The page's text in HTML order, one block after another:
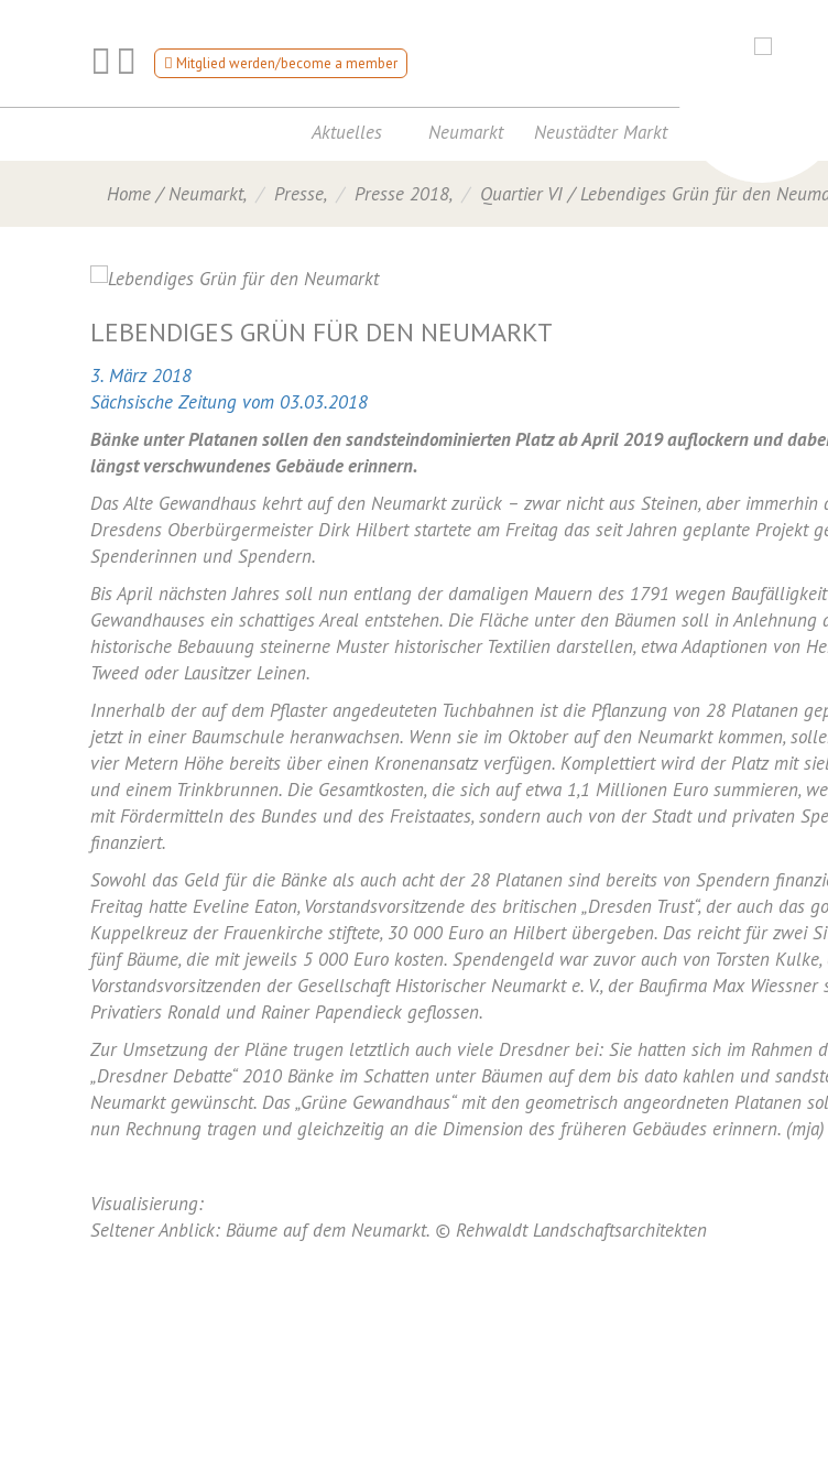
Mitglied werden/become a member
Aktuelles Neumarkt Neustädter Markt
Home / Neumarkt, Presse, Presse 2018, Quartier VI / Lebendiges Grün für den
LEBENDIGES GRÜN FÜR DEN NEUMARKT
3. März 2018
Sächsische Zeitung vom 03.03.2018
Bänke unter Platanen sollen den sandsteindominierten Platz ab April 2019 auflockern und
längst verschwundenes Gebäude erinnern.
Das Alte Gewandhaus kehrt auf den Neumarkt zurück – zwar nicht aus Steinen, aber immerhin
Dresdens Oberbürgermeister Dirk Hilbert startete am Freitag das seit Jahren geplante Projekt
Spenderinnen und Spendern.
Bis April nächsten Jahres soll nun entlang der damaligen Mauern des 1791 wegen
Gewandhauses ein schattiges Areal entstehen. Die Fläche unter den Bäumen soll in Anlehnung
historische Bebauung steinerne Muster historischer Textilien darstellen, etwa Adaptionen von
Tweed oder Lausitzer Leinen.
Innerhalb der auf dem Pflaster angedeuteten Tuchbahnen ist die Pflanzung von 28 Platanen
jetzt in einer Baumschule heranwachsen. Wenn sie im Oktober auf den Neumarkt kommen,
vier Metern Höhe bereits über einen Kronenansatz verfügen. Komplettiert wird der Platz mit
und einem Trinkbrunnen. Die Gesamtkosten, die sich auf etwa 1,1 Millionen Euro summieren,
mit Fördermitteln des Bundes und des Freistaates, sondern auch von der Stadt und privaten
finanziert.
Sowohl das Geld für die Bänke als auch acht der 28 Platanen sind bereits von Spendern
Freitag hatte Eveline Eaton, Vorstandsvorsitzende des britischen „Dresden Trust“, der auch das
Kuppelkreuz der Frauenkirche stiftete, 30 000 Euro an Hilbert übergeben. Das reicht für zwei
fünf Bäume, die mit jeweils 5 000 Euro kosten. Spendengeld war zuvor auch von Torsten Kulke,
Vorstandsvorsitzenden der Gesellschaft Historischer Neumarkt e. V., der Baufirma Max Wiessner
Privatiers Ronald und Rainer Papendieck geflossen.
Zur Umsetzung der Pläne trugen letztlich auch viele Dresdner bei: Sie hatten sich im Rahmen
„Dresdner Debatte“ 2010 Bänke im Schatten unter Bäumen auf dem bis dato kahlen und
Neumarkt gewünscht. Das „Grüne Gewandhaus“ mit den geometrisch angeordneten Platanen
nun Rechnung tragen und gleichzeitig an die Dimension des früheren Gebäudes erinnern. (mja)
Visualisierung:
Seltener Anblick: Bäume auf dem Neumarkt. © Rehwaldt Landschaftsarchitekten